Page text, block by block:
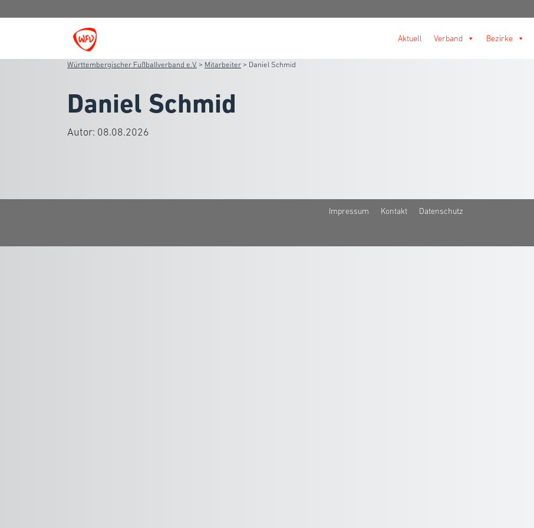
Aktuell Verband Bezirke
Württembergischer Fußballverband e.V. > Mitarbeiter > Daniel Schmid
Daniel Schmid
Autor: 08.08.2026
Impressum Kontakt Datenschutz